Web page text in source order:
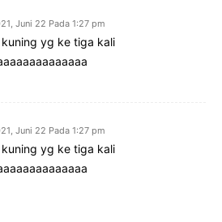
Juni 22 Pada 1:27 pm
yg ke tiga kali
Juni 22 Pada 1:27 pm
yg ke tiga kali